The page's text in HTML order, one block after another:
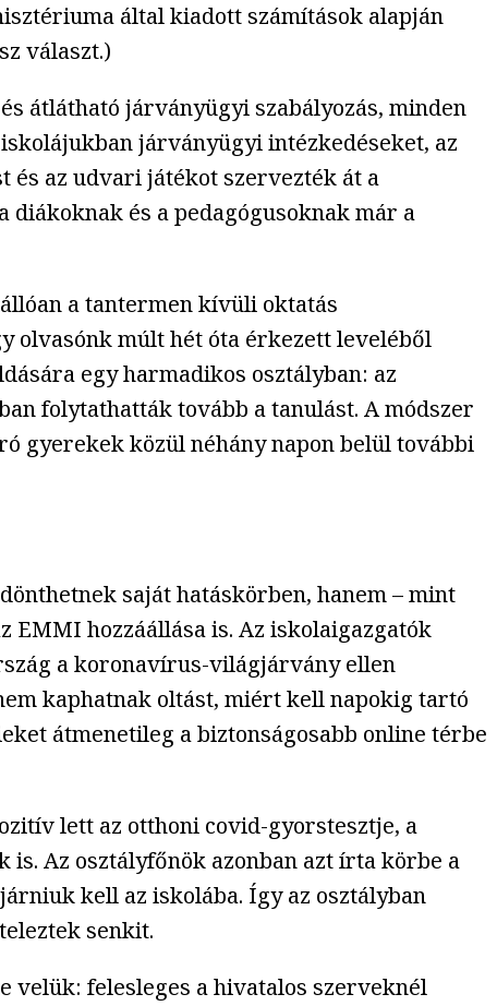
által kiadott számítások alapján
választ.)
átlátható járványügyi szabályozás, minden
járványügyi intézkedéseket, az
és az udvari játékot szervezték át a
és a pedagógusoknak már a
a tantermen kívüli oktatás
olvasónk múlt hét óta érkezett leveléből
egy harmadikos osztályban: az
folytathatták tovább a tanulást. A módszer
gyerekek közül néhány napon belül további
saját hatáskörben, hanem – mint
EMMI hozzáállása is. Az iskolaigazgatók
a koronavírus-világjárvány ellen
kaphatnak oltást, miért kell napokig tartó
átmenetileg a biztonságosabb online térbe
lett az otthoni covid-gyorstesztje, a
Az osztályfőnök azonban azt írta körbe a
kell az iskolába. Így az osztályban
senkit.
velük: felesleges a hivatalos szerveknél